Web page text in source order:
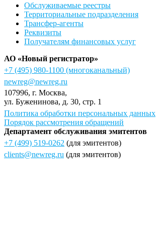
Обслуживаемые реестры
Территориальные подразделения
Трансфер-агенты
Реквизиты
Получателям финансовых услуг
АО «Новый регистратор»
+7 (495) 980-1100 (многоканальный)
newreg@newreg.ru
107996, г. Москва,
ул. Буженинова, д. 30, стр. 1
Политика обработки персональных данных
Порядок рассмотрения обращений
Департамент обслуживания эмитентов
+7 (499) 519-0262 (для эмитентов)
clients@newreg.ru (для эмитентов)